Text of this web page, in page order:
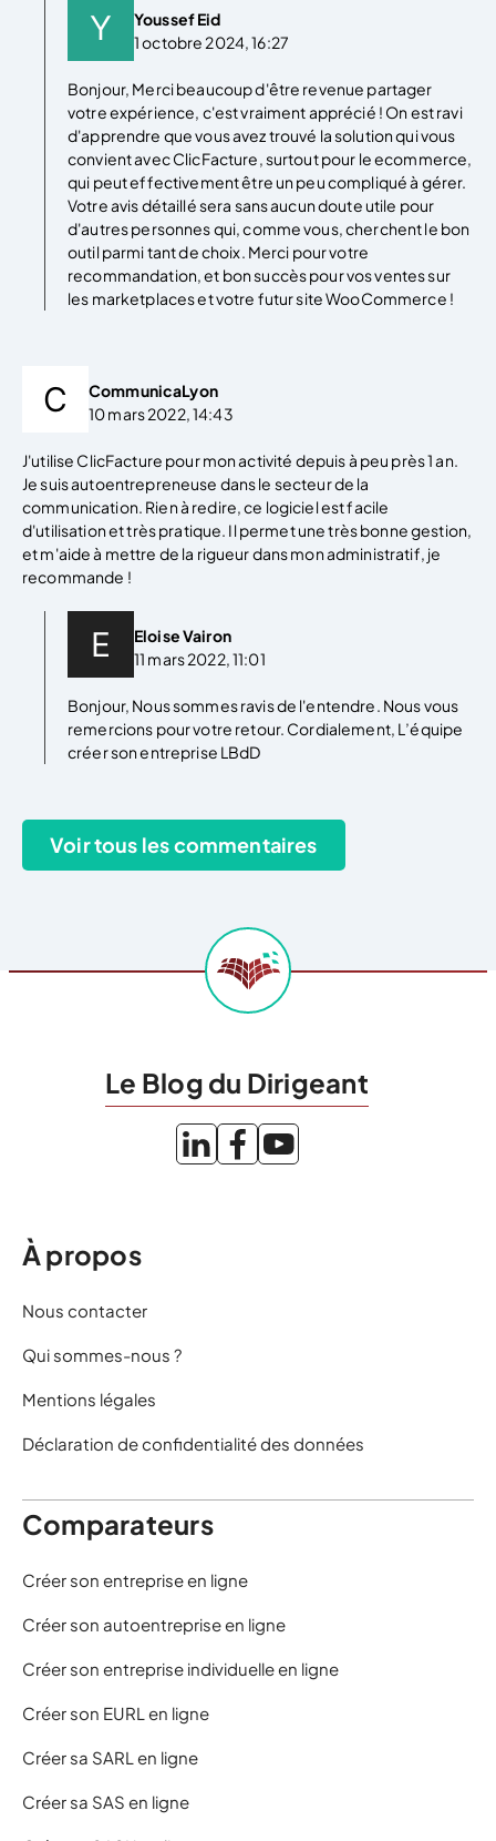
Youssef Eid
1 octobre 2024, 16:27
Bonjour, Merci beaucoup d'être revenue partager
votre expérience, c'est vraiment apprécié ! On est ravi
d'apprendre que vous avez trouvé la solution qui vous
convient avec ClicFacture, surtout pour le ecommerce,
qui peut effectivement être un peu compliqué à gérer.
Votre avis détaillé sera sans aucun doute utile pour
d'autres personnes qui, comme vous, cherchent le bon
outil parmi tant de choix. Merci pour votre
recommandation, et bon succès pour vos ventes sur
les marketplaces et votre futur site WooCommerce !
CommunicaLyon
10 mars 2022, 14:43
J'utilise ClicFacture pour mon activité depuis à peu près 1 an.
Je suis autoentrepreneuse dans le secteur de la
communication. Rien à redire, ce logiciel est facile
d'utilisation et très pratique. Il permet une très bonne gestion,
et m'aide à mettre de la rigueur dans mon administratif, je
recommande !
Eloise Vairon
11 mars 2022, 11:01
Bonjour, Nous sommes ravis de l'entendre. Nous vous
remercions pour votre retour. Cordialement, L’équipe
créer son entreprise LBdD
Le Blog du Dirigeant
À propos
Nous contacter
Qui sommes-nous ?
Mentions légales
Déclaration de confidentialité des données
Comparateurs
Créer son entreprise en ligne
Créer son autoentreprise en ligne
Créer son entreprise individuelle en ligne
Créer son EURL en ligne
Créer sa SARL en ligne
Créer sa SAS en ligne